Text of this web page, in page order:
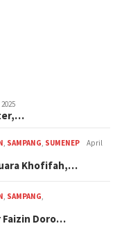
SAMPANG SUMENEP
April
Khofifah,…
SAMPANG
Faizin Doro…